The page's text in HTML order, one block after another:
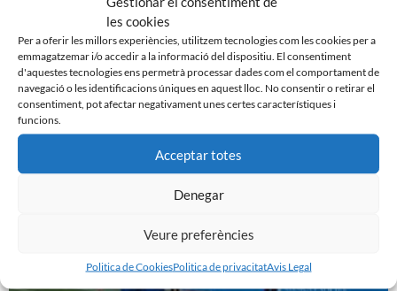
les cookies
Per a oferir les millors experiències, utilitzem tecnologies com les cookies per a
emmagatzemar i/o accedir a la informació del dispositiu. El consentiment
d'aquestes tecnologies ens permetrà processar dades com el comportament de
navegació o les identificacions úniques en aquest lloc. No consentir o retirar el
consentiment, pot afectar negativament unes certes característiques i
funcions.
Acceptar totes
Denegar
Veure preferències
Politica de CookiesPolitica de privacitatAvis Legal
Noticias Relacionadas